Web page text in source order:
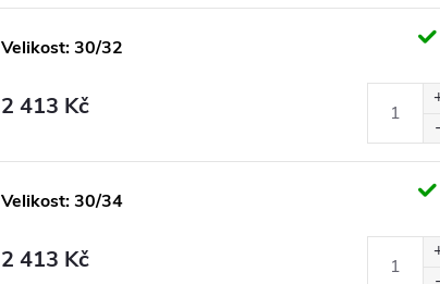
Velikost: 30/32
2 413 Kč
Velikost: 30/34
2 413 Kč